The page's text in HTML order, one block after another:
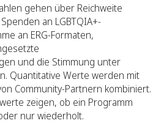
gehen über Reichweite
an LGBTQIA+-
an ERG-Formaten,
und die Stimmung unter
Quantitative Werte werden mit
Community-Partnern kombiniert.
zeigen, ob ein Programm
nur wiederholt.